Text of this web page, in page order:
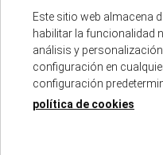
Este sitio web almacena
habilitar la funcionalidad
análisis y
configuración en
configuración
política de cookies